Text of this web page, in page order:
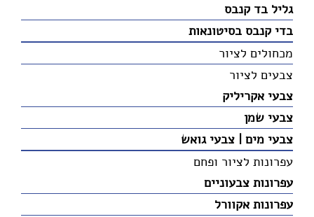
גליל בד קנבס
בדי קנבס בסיטונאות
מכחולים לציור
צבעים לציור
צבעי אקריליק
צבעי שמן
צבעי מים | צבעי גואש
עפרונות לציור ופחם
עפרונות צבעוניים
עפרונות אקוורל